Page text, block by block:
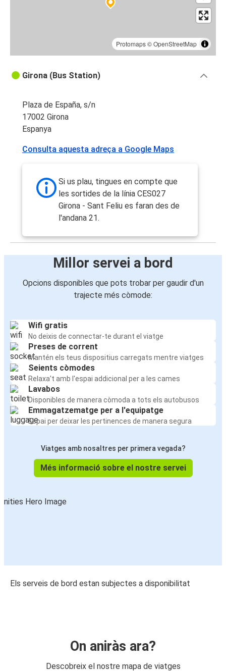
Protomaps©OpenStreetMap
Girona (Bus Station)
Plaza de España, s/n
17002 Girona
Espanya
Consulta aquesta adreça a Google Maps
Si us plau, tingues en compte que
les sortides de la línia CES027
Girona - Sant Feliu es faran des de
l'andana 21.
Millor servei a bord
Opcions disponibles que pots trobar per gaudir d'un
trajecte més còmode:
Wifi gratis
No deixis de connectar-te durant el viatge
Preses de corrent
Mantén els teus dispositius carregats mentre viatges
Seients còmodes
Relaxa't amb l'espai addicional per a les cames
Lavabos
Disponibles de manera còmoda a tots els autobusos
Emmagatzematge per a l'equipatge
Espai per deixar les pertinences de manera segura
Viatges amb nosaltres per primera vegada?
Més informació sobre el nostre servei
Els serveis de bord estan subjectes a disponibilitat
On aniràs ara?
Descobreix el nostre mapa de viatges